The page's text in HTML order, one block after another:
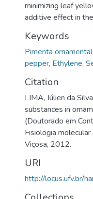
minimizing leaf
additive effect in
Keywords
Pimenta ornamental,
pepper, Ethylene,
Citation
LIMA, Júlien da
substances in
(Doutorado em
Fisiologia
Viçosa, 2012.
URI
http://locus.ufv.br/